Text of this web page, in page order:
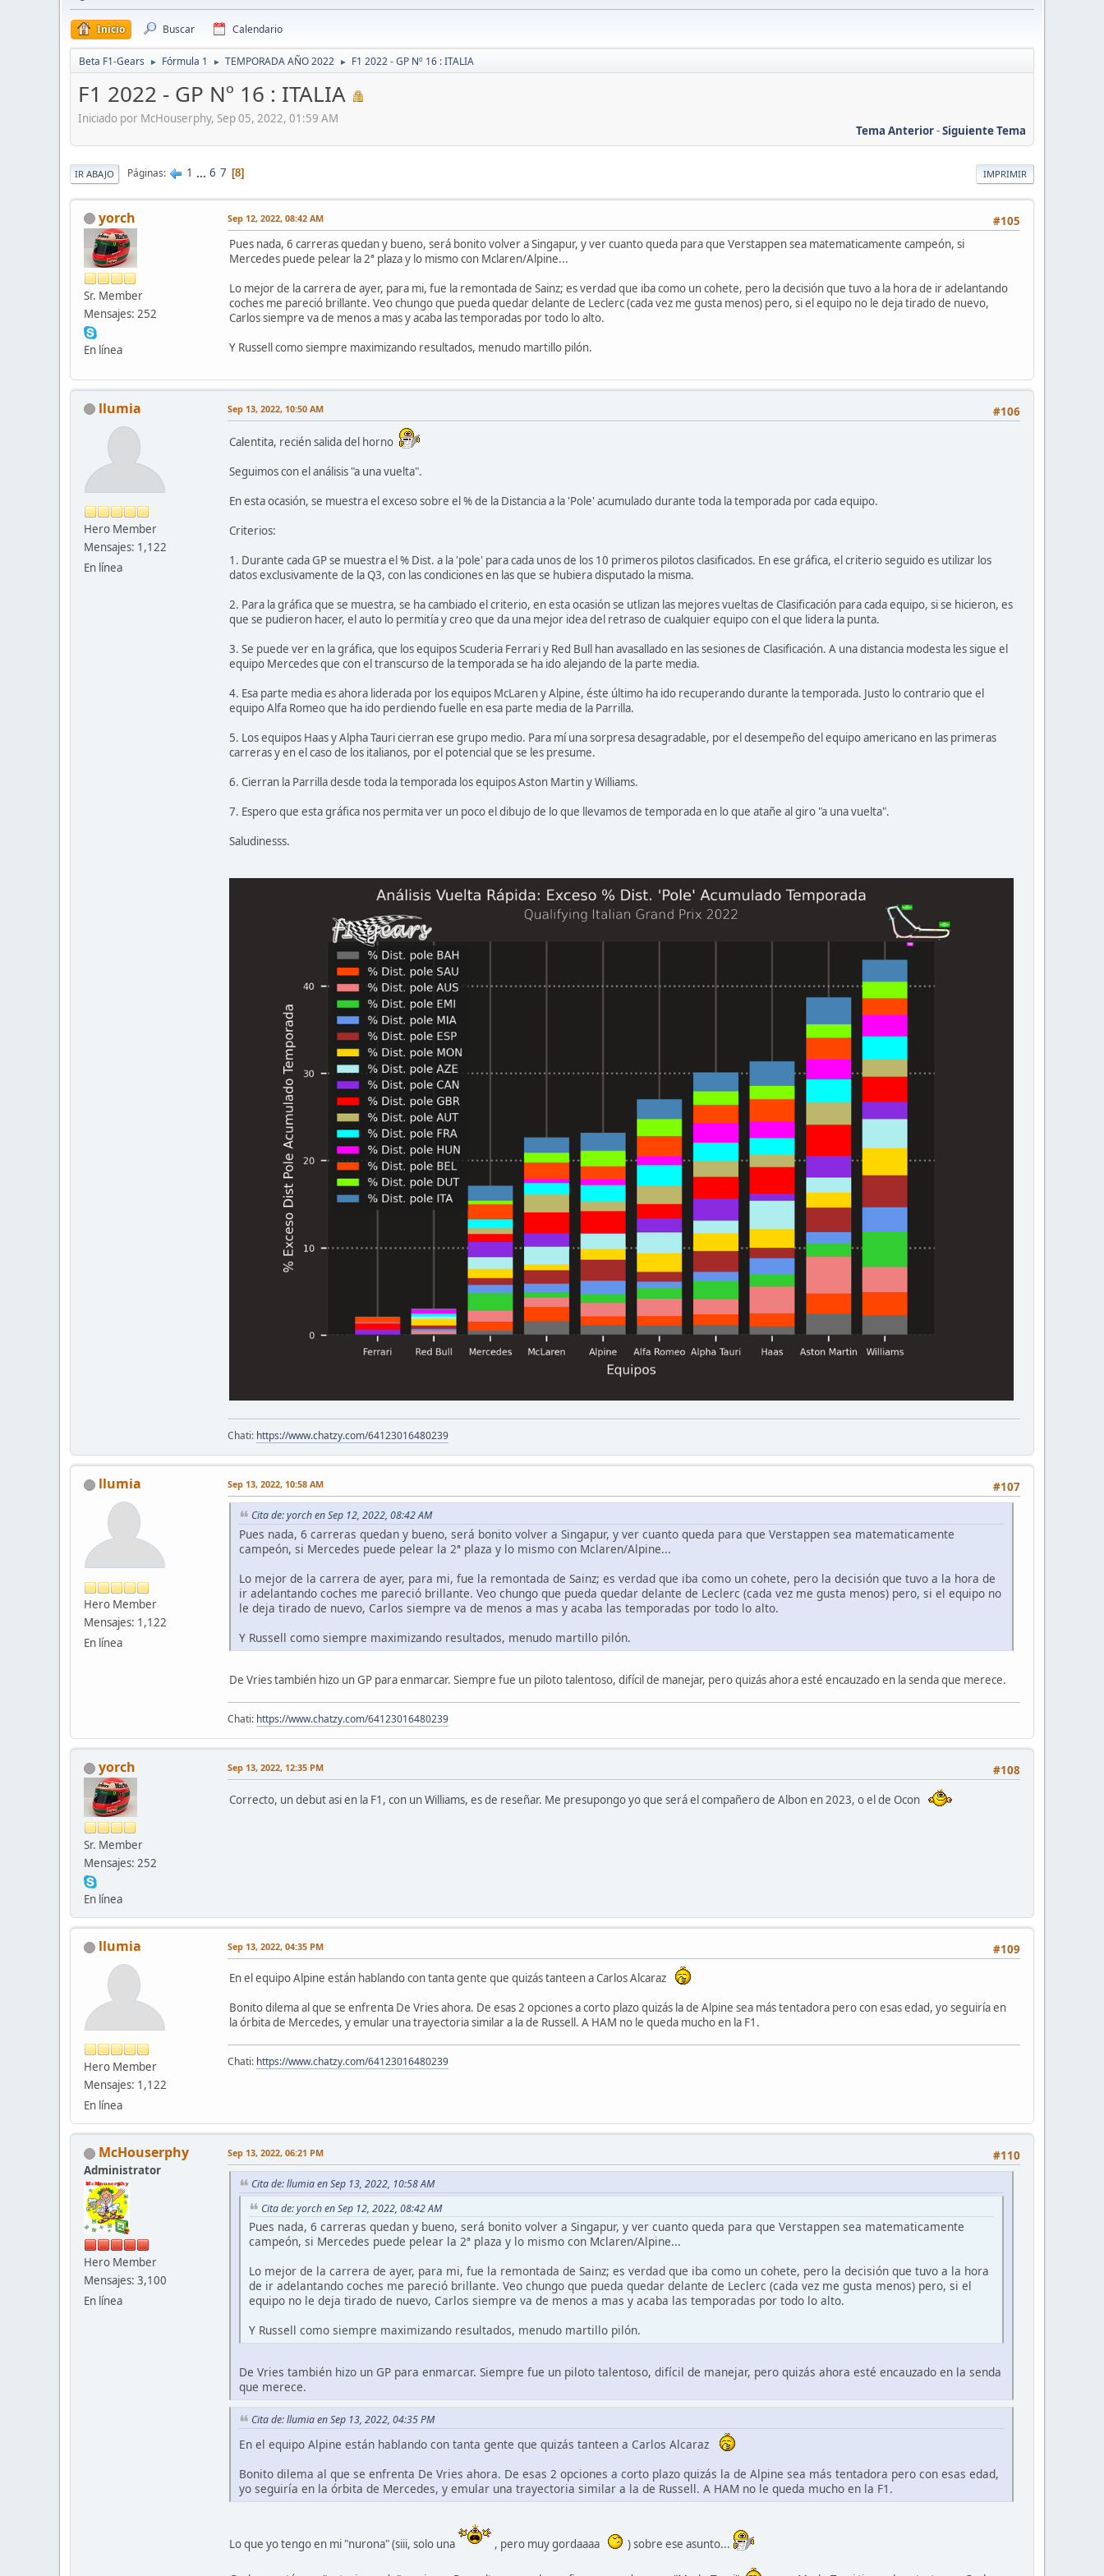
Inicio Buscar Calendario
Beta F1-Gears ► Fórmula 1 ► TEMPORADA AÑO 2022 ► F1 2022 - GP Nº 16 : ITALIA
F1 2022 - GP Nº 16 : ITALIA
Iniciado por McHouserphy, Sep 05, 2022, 01:59 AM
Tema Anterior-Siguiente Tema
IMPRIMIR
IR ABAJO Páginas 1 ... 6 7 8
yorch
Sr. Member
Mensajes: 252
En línea
#105
Sep 12, 2022, 08:42 AM
Pues nada, 6 carreras quedan y bueno, será bonito volver a Singapur, y ver cuanto queda para que Verstappen sea matematicamente campeón, si
Mercedes puede pelear la 2ª plaza y lo mismo con Mclaren/Alpine...
Lo mejor de la carrera de ayer, para mi, fue la remontada de Sainz; es verdad que iba como un cohete, pero la decisión que tuvo a la hora de ir adelantando
coches me pareció brillante. Veo chungo que pueda quedar delante de Leclerc (cada vez me gusta menos) pero, si el equipo no le deja tirado de nuevo,
Carlos siempre va de menos a mas y acaba las temporadas por todo lo alto.
Y Russell como siempre maximizando resultados, menudo martillo pilón.
llumia
Hero Member
Mensajes: 1,122
En línea
#106
Sep 13, 2022, 10:50 AM
Calentita, recién salida del horno
Seguimos con el análisis "a una vuelta".
En esta ocasión, se muestra el exceso sobre el % de la Distancia a la 'Pole' acumulado durante toda la temporada por cada equipo.
Criterios:
1. Durante cada GP se muestra el % Dist. a la 'pole' para cada unos de los 10 primeros pilotos clasificados. En ese gráfica, el criterio seguido es utilizar los
datos exclusivamente de la Q3, con las condiciones en las que se hubiera disputado la misma.
2. Para la gráfica que se muestra, se ha cambiado el criterio, en esta ocasión se utlizan las mejores vueltas de Clasificación para cada equipo, si se hicieron, es
que se pudieron hacer, el auto lo permitía y creo que da una mejor idea del retraso de cualquier equipo con el que lidera la punta.
3. Se puede ver en la gráfica, que los equipos Scuderia Ferrari y Red Bull han avasallado en las sesiones de Clasificación. A una distancia modesta les sigue el
equipo Mercedes que con el transcurso de la temporada se ha ido alejando de la parte media.
4. Esa parte media es ahora liderada por los equipos McLaren y Alpine, éste último ha ido recuperando durante la temporada. Justo lo contrario que el
equipo Alfa Romeo que ha ido perdiendo fuelle en esa parte media de la Parrilla.
5. Los equipos Haas y Alpha Tauri cierran ese grupo medio. Para mí una sorpresa desagradable, por el desempeño del equipo americano en las primeras
carreras y en el caso de los italianos, por el potencial que se les presume.
6. Cierran la Parrilla desde toda la temporada los equipos Aston Martin y Williams.
7. Espero que esta gráfica nos permita ver un poco el dibujo de lo que llevamos de temporada en lo que atañe al giro "a una vuelta".
Saludinesss.
Chati: https://www.chatzy.com/64123016480239
llumia
Hero Member
Mensajes: 1,122
En línea
#107
Sep 13, 2022, 10:58 AM
Cita de: yorch en Sep 12, 2022, 08:42 AM
Pues nada, 6 carreras quedan y bueno, será bonito volver a Singapur, y ver cuanto queda para que Verstappen sea matematicamente
campeón, si Mercedes puede pelear la 2ª plaza y lo mismo con Mclaren/Alpine...
Lo mejor de la carrera de ayer, para mi, fue la remontada de Sainz; es verdad que iba como un cohete, pero la decisión que tuvo a la hora de
ir adelantando coches me pareció brillante. Veo chungo que pueda quedar delante de Leclerc (cada vez me gusta menos) pero, si el equipo no
le deja tirado de nuevo, Carlos siempre va de menos a mas y acaba las temporadas por todo lo alto.
Y Russell como siempre maximizando resultados, menudo martillo pilón.
De Vries también hizo un GP para enmarcar. Siempre fue un piloto talentoso, difícil de manejar, pero quizás ahora esté encauzado en la senda que merece.
Chati: https://www.chatzy.com/64123016480239
yorch
Sr. Member
Mensajes: 252
En línea
#108
Sep 13, 2022, 12:35 PM
Correcto, un debut asi en la F1, con un Williams, es de reseñar. Me presupongo yo que será el compañero de Albon en 2023, o el de Ocon
llumia
Hero Member
Mensajes: 1,122
En línea
#109
Sep 13, 2022, 04:35 PM
En el equipo Alpine están hablando con tanta gente que quizás tanteen a Carlos Alcaraz
Bonito dilema al que se enfrenta De Vries ahora. De esas 2 opciones a corto plazo quizás la de Alpine sea más tentadora pero con esas edad, yo seguiría en
la órbita de Mercedes, y emular una trayectoria similar a la de Russell. A HAM no le queda mucho en la F1.
Chati: https://www.chatzy.com/64123016480239
McHouserphy
Administrator
Hero Member
Mensajes: 3,100
En línea
#110
Sep 13, 2022, 06:21 PM
Cita de: llumia en Sep 13, 2022, 10:58 AM
Cita de: yorch en Sep 12, 2022, 08:42 AM
Pues nada, 6 carreras quedan y bueno, será bonito volver a Singapur, y ver cuanto queda para que Verstappen sea matematicamente
campeón, si Mercedes puede pelear la 2ª plaza y lo mismo con Mclaren/Alpine...
Lo mejor de la carrera de ayer, para mi, fue la remontada de Sainz; es verdad que iba como un cohete, pero la decisión que tuvo a la hora
de ir adelantando coches me pareció brillante. Veo chungo que pueda quedar delante de Leclerc (cada vez me gusta menos) pero, si el
equipo no le deja tirado de nuevo, Carlos siempre va de menos a mas y acaba las temporadas por todo lo alto.
Y Russell como siempre maximizando resultados, menudo martillo pilón.
De Vries también hizo un GP para enmarcar. Siempre fue un piloto talentoso, difícil de manejar, pero quizás ahora esté encauzado en la senda
que merece.
Cita de: llumia en Sep 13, 2022, 04:35 PM
En el equipo Alpine están hablando con tanta gente que quizás tanteen a Carlos Alcaraz
Bonito dilema al que se enfrenta De Vries ahora. De esas 2 opciones a corto plazo quizás la de Alpine sea más tentadora pero con esas edad,
yo seguiría en la órbita de Mercedes, y emular una trayectoria similar a la de Russell. A HAM no le queda mucho en la F1.
Lo que yo tengo en mi "nurona" (siii, solo una , pero muy gordaaaa ) sobre ese asunto...